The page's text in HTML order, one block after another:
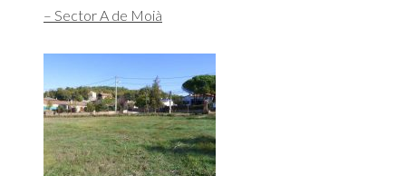
– Sector A de Moià